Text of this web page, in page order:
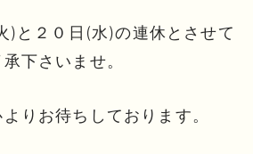
)と２０日(水)の連休とさせて
下さいませ。
りお待ちしております。